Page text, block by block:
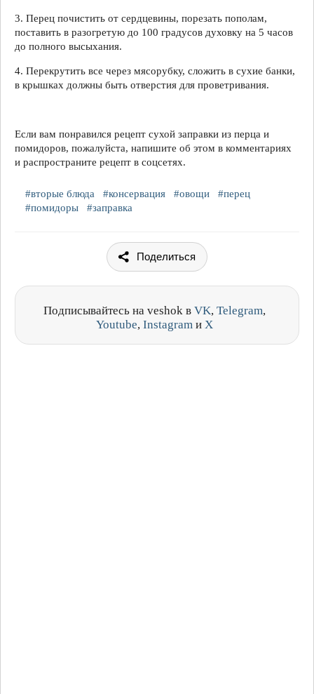
3. Перец почистить от сердцевины, порезать пополам,
поставить в разогретую до 100 градусов духовку на 5 часов
до полного высыхания.
4. Перекрутить все через мясорубку, сложить в сухие банки,
в крышках должны быть отверстия для проветривания.
Если вам понравился рецепт сухой заправки из перца и
помидоров, пожалуйста, напишите об этом в комментариях
и распространите рецепт в соцсетях.
#вторые блюда #консервация #овощи
#перец
#помидоры
#заправка
Поделиться
Подписывайтесь на veshok в VK, Telegram,
Youtube, Instagramи X